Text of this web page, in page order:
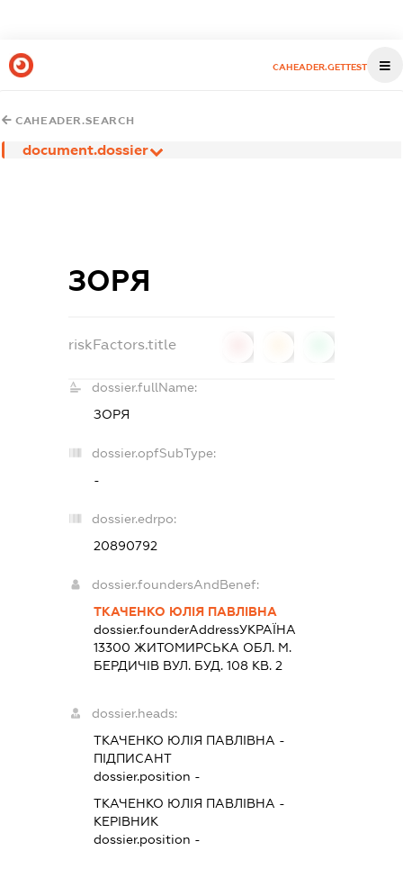
CAHEADER.GETTEST
CAHEADER.SEARCH
document.dossier
ЗОРЯ
riskFactors.title
dossier.fullName:
ЗОРЯ
dossier.opfSubType:
-
dossier.edrpo:
20890792
dossier.foundersAndBenef:
ТКАЧЕНКО ЮЛІЯ ПАВЛІВНА
dossier.founderAddressУКРАЇНА
13300 ЖИТОМИРСЬКА ОБЛ. М.
БЕРДИЧІВ ВУЛ. БУД. 108 КВ. 2
dossier.heads:
ТКАЧЕНКО ЮЛІЯ ПАВЛІВНА -
ПІДПИСАНТ
dossier.position -
ТКАЧЕНКО ЮЛІЯ ПАВЛІВНА -
КЕРІВНИК
dossier.position -